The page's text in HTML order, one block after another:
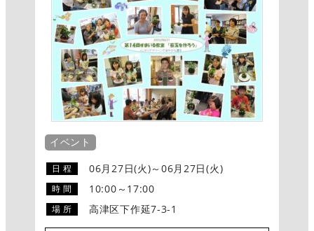
イベント
日 程 06月27日(火)～06月27日(火)
時 間 10:00～17:00
場 所 高津区下作延7-3-1